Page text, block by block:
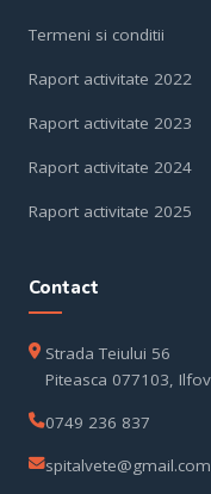
Termeni si conditii
Raport activitate 2022
Raport activitate 2023
Raport activitate 2024
Raport activitate 2025
Contact
Strada Teiului 56
Piteasca 077103, Ilfov
0749 236 837
spitalvete@gmail.com